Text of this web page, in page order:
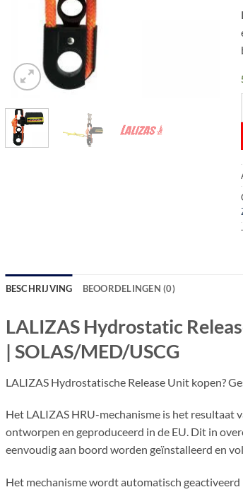
BESCHRIJVING BEOORDELINGEN (0)
LALIZAS Hydrostatic
| SOLAS/MED/USCG
LALIZAS Hydrostatische Release Unit kopen?
Het LALIZAS HRU-mechanisme is het resultaat
ontworpen en geproduceerd in de EU. Dit in
eenvoudig aan boord worden geïnstalleerd en
Het mechanisme wordt automatisch geactiveerd